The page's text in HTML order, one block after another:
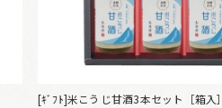
[ｷﾞﾌﾄ]米こうじ甘酒3本セット［箱入］